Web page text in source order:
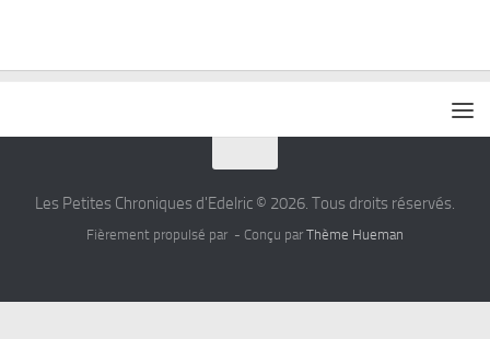
Les Petites Chroniques d'Edelric © 2026. Tous droits réservés.
Fièrement propulsé par - Conçu par Thème Hueman